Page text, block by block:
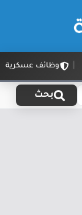
وظائف عسكرية
بحث